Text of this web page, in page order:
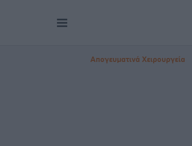
Απογευματινά Χειρουργεία